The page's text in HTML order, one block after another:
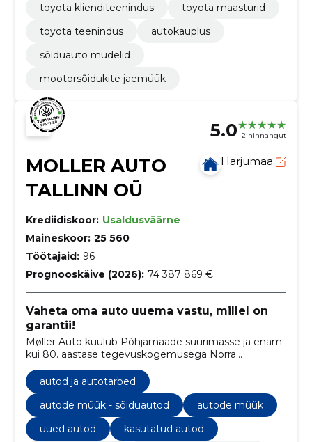
toyota klienditeenindus
toyota maasturid
toyota teenindus
autokauplus
sõiduauto mudelid
mootorsõidukite jaemüük
5.0 2 hinnangut
MOLLER AUTO
TALLINN OÜ
Harjumaa
Krediidiskoor: Usaldusväärne
Maineskoor: 25 560
Töötajaid: 96
Prognooskäive (2026): 74 387 869 €
Vaheta oma auto uuema vastu, millel on
garantii!
Møller Auto kuulub Põhjamaade suurimasse ja enam
kui 80. aastase tegevuskogemusega Norra
automüügi pereettevõttesse Møller Mobility Group.
autod ja autotarbed
autode müük - sõiduautod
autode müük
uued autod
kasutatud autod